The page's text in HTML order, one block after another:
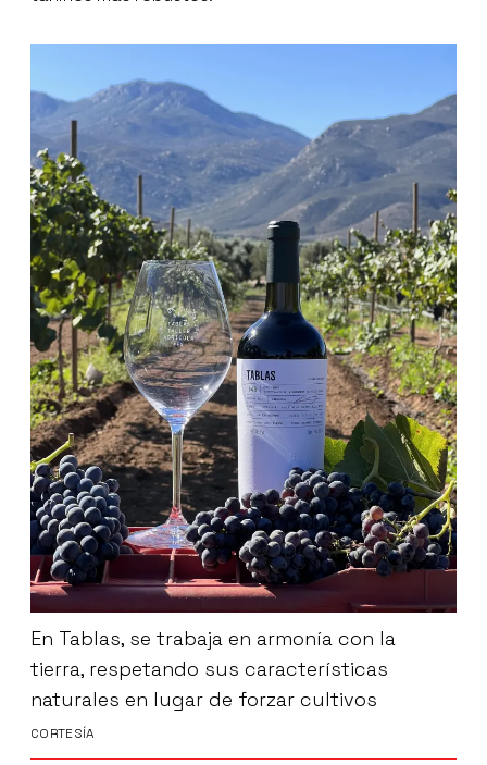
En Tablas, se trabaja en armonía con la
tierra, respetando sus características
naturales en lugar de forzar cultivos
CORTESÍA